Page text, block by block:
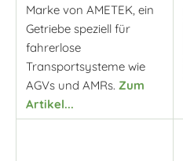
Marke von AMETEK, ein
Getriebe speziell für
fahrerlose
Transportsysteme wie
AGVs und AMRs. Zum
Artikel...